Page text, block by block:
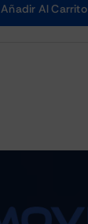
Añadir Al Carrito